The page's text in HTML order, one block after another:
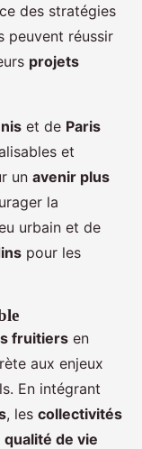
des stratégies
peuvent réussir
projets
et de Paris
et
un avenir plus
la
urbain et de
pour les
fruitiers en
aux enjeux
En intégrant
, les collectivités
qualité de vie